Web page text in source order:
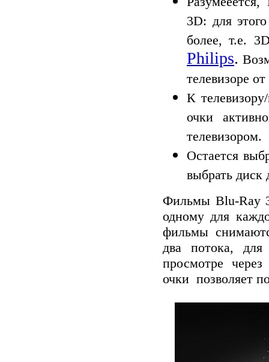
3D: для
более, т.е.
Philips.
телевизоре
К
очки
телевизором.
Остается
выбрать диск
Фильмы Blu-Ray
одному для
фильмы
два потока, для
просмотре
очки позволяет